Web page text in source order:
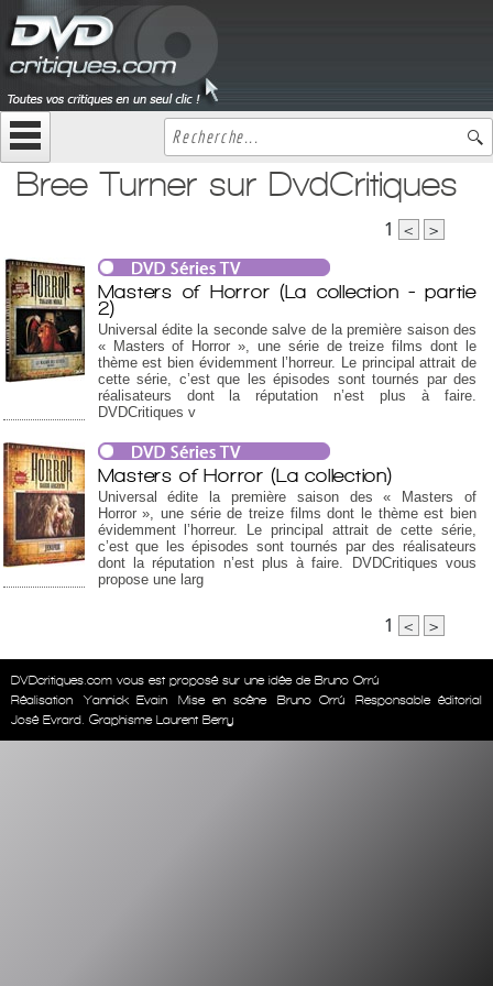
Bree Turner sur DvdCritiques
1 < >
Masters of Horror (La collection - partie
2)
Universal édite la seconde salve de la première saison des
« Masters of Horror », une série de treize films dont le
thème est bien évidemment l’horreur. Le principal attrait de
cette série, c’est que les épisodes sont tournés par des
réalisateurs dont la réputation n’est plus à faire.
DVDCritiques v
Masters of Horror (La collection)
Universal édite la première saison des « Masters of
Horror », une série de treize films dont le thème est bien
évidemment l’horreur. Le principal attrait de cette série,
c’est que les épisodes sont tournés par des réalisateurs
dont la réputation n’est plus à faire. DVDCritiques vous
propose une larg
1 < >
DVDcritiques.com vous est proposé sur une idée de Bruno Orrú
Réalisation
Yannick Evain Mise en scène Bruno Orrú
Responsable éditorial
José Evrard. Graphisme Laurent Berry